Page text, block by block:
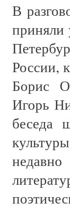
В
приняли
России,
Борис
Игорь
беседа